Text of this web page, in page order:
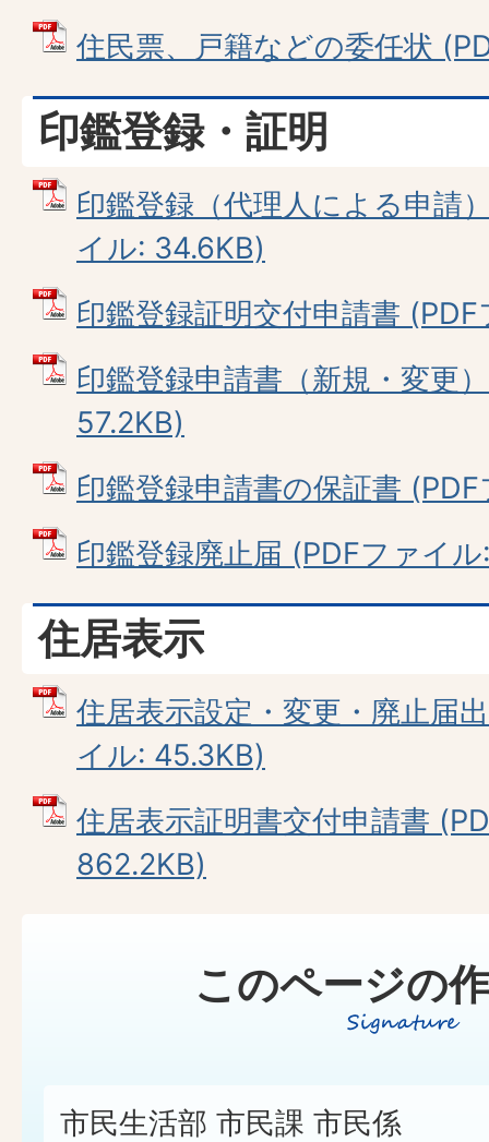
住民票、戸籍などの委任状
印鑑登録・証明
印鑑登録（代理人による申請
イル: 34.6KB)
印鑑登録証明交付申請書
印鑑登録申請書（新規・変更
57.2KB)
印鑑登録申請書の保証書
印鑑登録廃止届 (PDFファイ
住居表示
住居表示設定・変更・廃止届
イル: 45.3KB)
住居表示証明書交付申請書
862.2KB)
このページの
市民生活部 市民課 市民係